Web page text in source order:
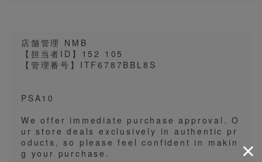
店舗管理 NMB
【担当者ID】152 105
【管理番号】ITF6787BBL8S
PSA10
We offer immediate purchase approval. O
ur store deals exclusively in authentic pr
oducts, so please feel confident in makin
g your purchase.